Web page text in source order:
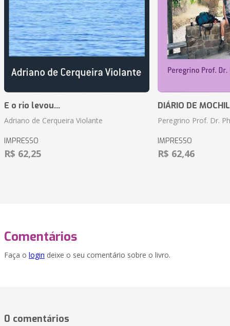
E o rio levou...
Adriano de Cerqueira Violante
IMPRESSO
R$ 62,25
DIÁRIO DE
Peregrino Prof. Dr.
IMPRESSO
R$ 62,46
Comentários
Faça o login deixe o seu comentário sobre o livro.
0 comentários